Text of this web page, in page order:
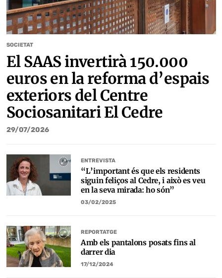
SOCIETAT
El SAAS invertirà 150.000
euros en la reforma d’espais
exteriors del Centre
Sociosanitari El Cedre
29/07/2026
ENTREVISTA
“L’important és que els residents
siguin feliços al Cedre, i això es veu
en la seva mirada: ho són”
03/02/2025
REPORTATGE
Amb els pantalons posats fins al
darrer dia
17/12/2024